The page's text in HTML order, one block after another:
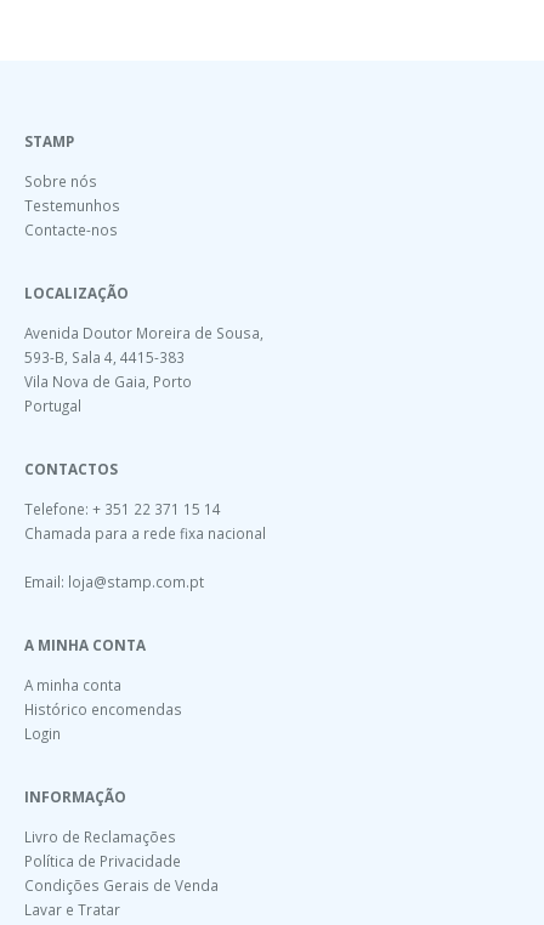
STAMP
Sobre nós
Testemunhos
Contacte-nos
LOCALIZAÇÃO
Avenida Doutor Moreira de Sousa,
593-B, Sala 4, 4415-383
Vila Nova de Gaia, Porto
Portugal
CONTACTOS
Telefone: + 351 22 371 15 14
Chamada para a rede fixa nacional
Email: loja@stamp.com.pt
A MINHA CONTA
A minha conta
Histórico encomendas
Login
INFORMAÇÃO
Livro de Reclamações
Política de Privacidade
Condições Gerais de Venda
Lavar e Tratar